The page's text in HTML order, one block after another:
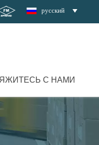
русский 
С НАМИ